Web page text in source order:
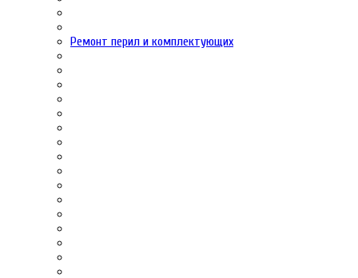
Ремонт перил и комплектующих